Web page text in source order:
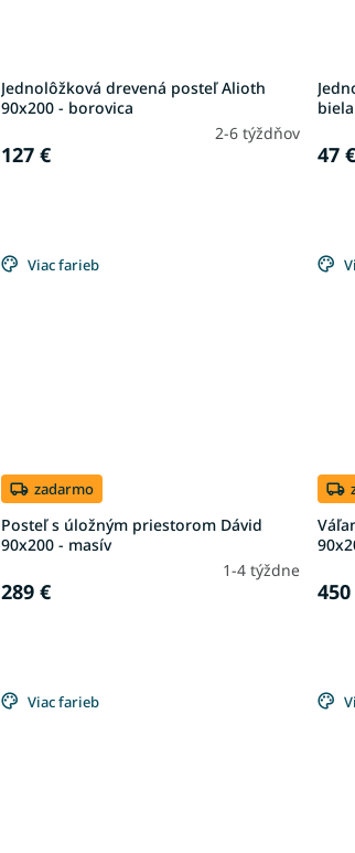
Jednolôžková drevená posteľ Alioth
90x200 - borovica
2-6 týždňov
127 €
biela
47 €
Viac farieb
zadarmo
Posteľ s úložným priestorom Dávid
90x200 - masív
1-4 týždne
289 € 450
Viac farieb